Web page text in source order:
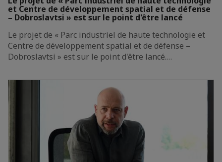
et Centre de développement spatial et de défense
– Dobroslavtsi » est sur le point d'être lancé
Le projet de « Parc industriel de haute technologie et
Centre de développement spatial et de défense –
Dobroslavtsi » est sur le point d'être lancé.…